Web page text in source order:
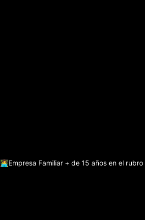
👩‍💻Empresa Familiar + de 15 años en el rubro